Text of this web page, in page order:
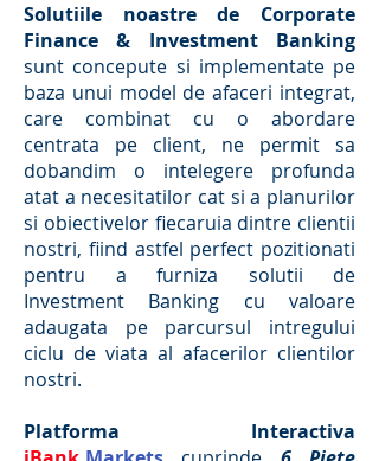
Solutiile noastre de Corporate
Finance & Investment Banking
sunt concepute si implementate pe
baza unui model de afaceri integrat,
care combinat cu o abordare
centrata pe client, ne permit sa
dobandim o intelegere profunda
atat a necesitatilor cat si a planurilor
si obiectivelor fiecaruia dintre clientii
nostri, fiind astfel perfect pozitionati
pentru a furniza solutii de
Investment Banking cu valoare
adaugata pe parcursul intregului
ciclu de viata al afacerilor clientilor
nostri.
Platforma Interactiva